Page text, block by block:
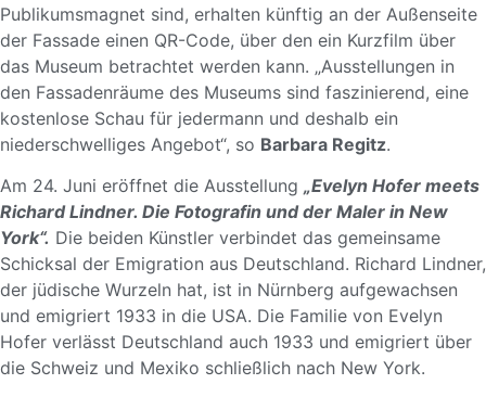
Publikumsmagnet sind, erhalten künftig an der Außenseite
der Fassade einen QR-Code, über den ein Kurzfilm über
das Museum betrachtet werden kann. „Ausstellungen in
den Fassadenräume des Museums sind faszinierend, eine
kostenlose Schau für jedermann und deshalb ein
niederschwelliges Angebot“, so Barbara Regitz.
Am 24. Juni eröffnet die Ausstellung „Evelyn Hofer meets
Richard Lindner. Die Fotografin und der Maler in New
York“. Die beiden Künstler verbindet das gemeinsame
Schicksal der Emigration aus Deutschland. Richard Lindner,
der jüdische Wurzeln hat, ist in Nürnberg aufgewachsen
und emigriert 1933 in die USA. Die Familie von Evelyn
Hofer verlässt Deutschland auch 1933 und emigriert über
die Schweiz und Mexiko schließlich nach New York.